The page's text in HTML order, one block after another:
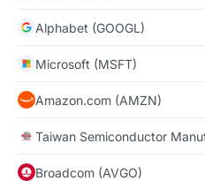
Alphabet (GOOGL)
Microsoft (MSFT)
Amazon.com (AMZN)
Taiwan Semiconductor
Broadcom (AVGO)